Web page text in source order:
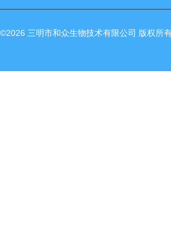
©2026 三明市和众生物技术有限公司 版权所